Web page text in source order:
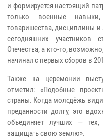
и формируется настоящий
только военные
товарищества, дисциплины
сегодняшних участников
Отечества, а кто-то,
начинал с первых сборов в
Также на церемонии
отметил: «Подобные
страны. Когда молодёжь
преданности долгу, это
объединяет лучших — тех,
защищать свою землю».